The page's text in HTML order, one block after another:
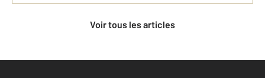
Voir tous les articles